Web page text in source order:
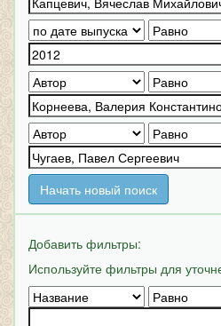
Начать новый поиск
Добавить фильтры:
Используйте фильтры для